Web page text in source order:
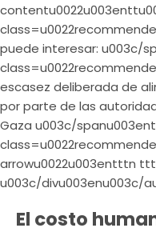
puede interesar: u003c/
escasez deliberada de
por parte de las
Gaza u003c/
arrowu0022u003entttn
u003c/divu003enu003c/
El costo